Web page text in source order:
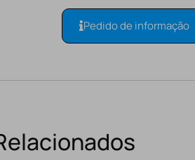
Pedido de informação